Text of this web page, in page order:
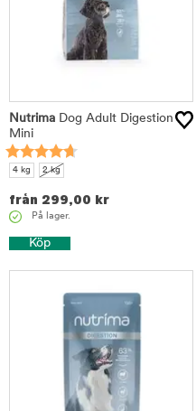
Nutrima Dog Adult Digestion
Mini
4 kg 2 kg
från 299,00 kr
På lager.
Köp